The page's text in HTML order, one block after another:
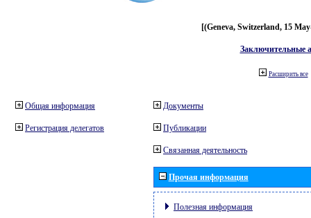
[(Geneva, Switzerland, 15
Заключительные
Расширить все
Общая информация
Регистрация делегатов
Документы
Публикации
Связанная деятельность
Прочая информация
Полезная информация